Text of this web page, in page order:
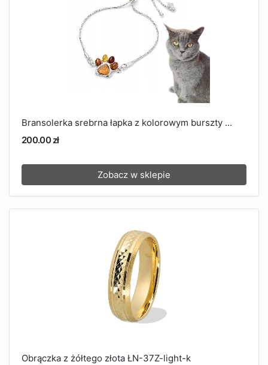
Bransolerka srebrna łapka z kolorowym burszty ...
200.00 zł
Zobacz w sklepie
Obrączka z żółtego złota ŁN-37Z-light-k